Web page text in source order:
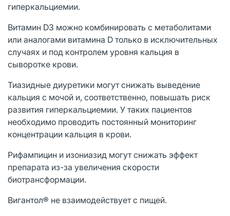
гиперкальциемии.
Витамин D3 можно комбинировать с метаболитами
или аналогами витамина D только в исключительных
случаях и под контролем уровня кальция в
сыворотке крови.
Тиазидные диуретики могут снижать выведение
кальция с мочой и, соответственно, повышать риск
развития гиперкальциемии. У таких пациентов
необходимо проводить постоянный мониторинг
концентрации кальция в крови.
Рифампицин и изониазид могут снижать эффект
препарата из-за увеличения скорости
биотрансформации.
Вигантол® не взаимодействует с пищей.